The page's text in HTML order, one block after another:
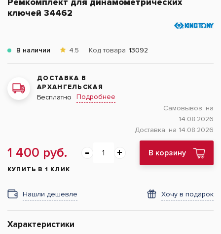
ключей 34462
В наличии 4.5 Код товара 13092
ДОСТАВКА В
АРХАНГЕЛЬСКАЯ
Бесплатно
Подробнее
Самовывоз: на
14.08.2026
Доставка: на 14.08.2026
1 400 руб. В корзину
КУПИТЬ В 1 КЛИК
Нашли дешевле Хочу в подарок
Характеристики